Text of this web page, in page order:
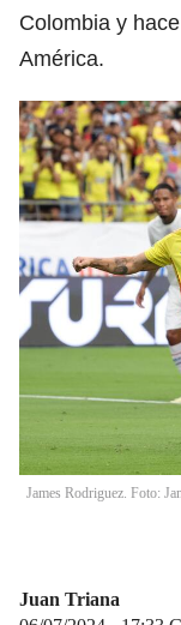
Colombia y
América.
James Rodriguez. Foto:
Juan Triana